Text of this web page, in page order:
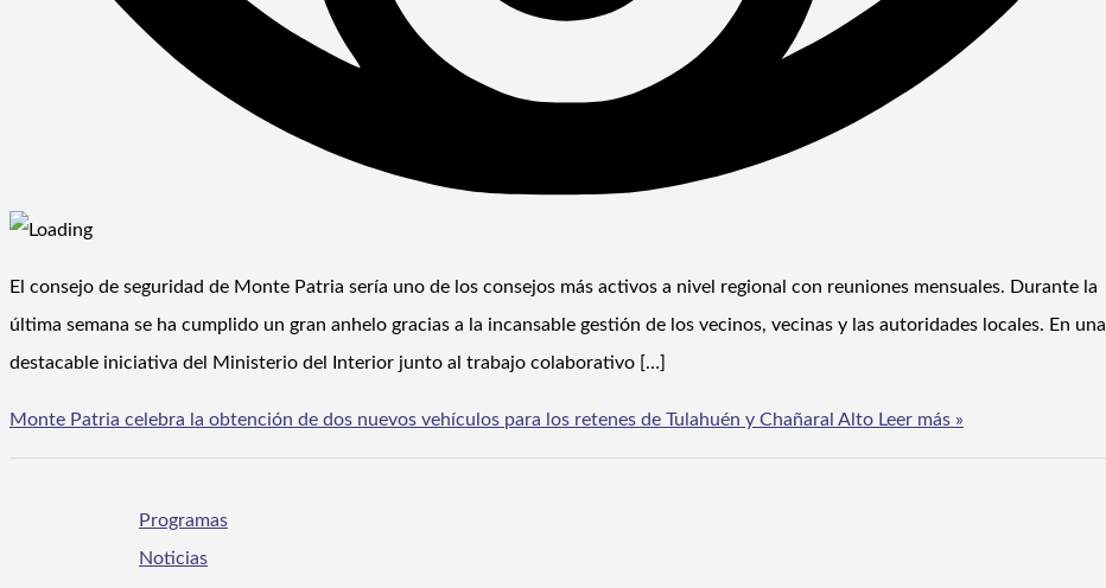
El consejo de seguridad de Monte Patria sería uno de los consejos más activos a nivel regional con reuniones mensuales. Durante la
última semana se ha cumplido un gran anhelo gracias a la incansable gestión de los vecinos, vecinas y las autoridades locales. En una
destacable iniciativa del Ministerio del Interior junto al trabajo colaborativo […]
Monte Patria celebra la obtención de dos nuevos vehículos para los retenes de Tulahuén y Chañaral Alto Leer más »
Programas
Noticias